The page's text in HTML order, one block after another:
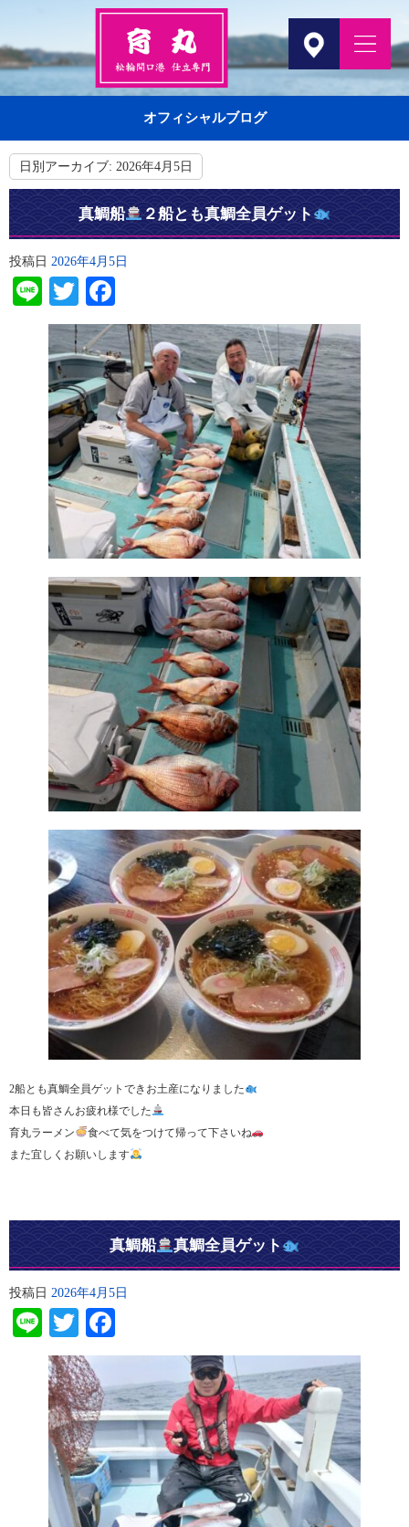
オフィシャルブログ
日別アーカイブ: 2026年4月5日
真鯛船 ２船とも真鯛全員ゲット
投稿日 2026年4月5日
LineTwitter
2船とも真鯛全員ゲットできお土産になりました
本日も皆さんお疲れ様でした
育丸ラーメン
食べて気をつけて帰って下さいね
また宜しくお願いします
真鯛船 真鯛全員ゲット
投稿日 2026年4月5日
LineTwitter